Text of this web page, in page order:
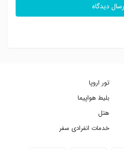
دیدگاه
تور اروپا
بلیط هواپیما
هتل
خدمات انفرادی سفر